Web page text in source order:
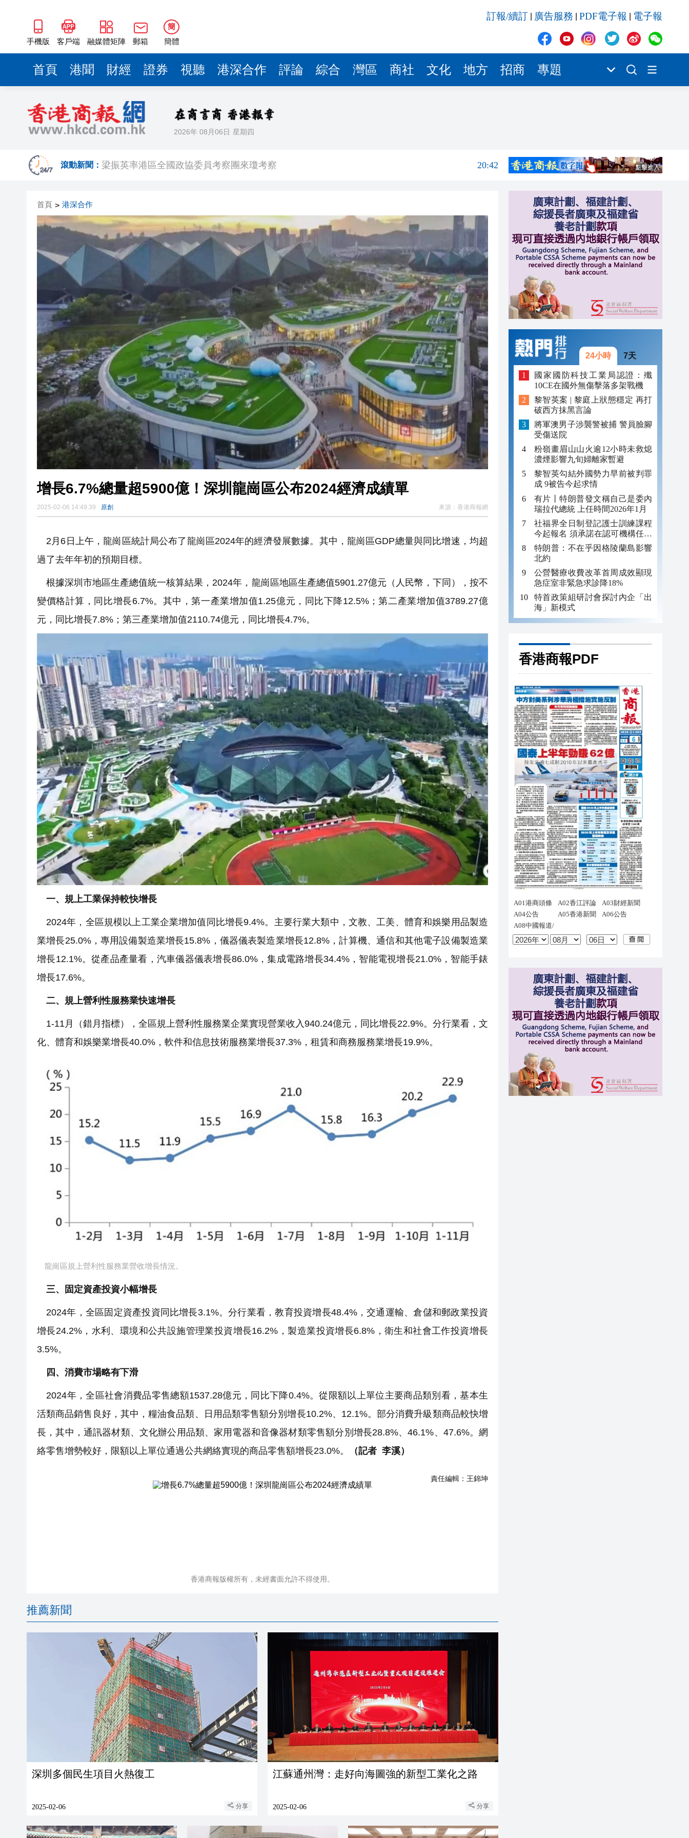
手機版 客戶端 融媒體矩陣 郵箱
簡
簡體
訂報/續訂 廣告服務 PDF電子報 電子報
首頁 港聞 財經 證券 視聽 港深合作 評論 綜合 灣區 商社 文化 地方 招商 專題
2026年 08月06日 星期四
滾動新聞：
山東26戶省屬國企去年合計營收2.58萬億 利潤總額近936億
20:40
瀋陽鐵西校園閱讀活動解鎖閱讀新玩法
閩粵贛三地漢樂藝術家齊聚深圳，共奏客家文化傳承新篇章
20:34
50餘位頂尖專家共話時代命題
海南澄邁文儒煥新升級 五組數據見證文儒沉香從傳統邁向現代
2025年海南儋州以舊換新帶動消費約18億元
20:41
閩粵贛三地漢樂藝術家齊聚深圳，共奏客家文化傳承新篇章
有片丨外交部回應特朗普委內瑞拉石油言論 拉美國家有權自主選擇合作夥伴
20:31
50餘位頂尖專家共話時代命題
20:55
海南澄邁文儒煥新升級 五組數據見證文儒沉香從傳統邁向現代
20:42
梁振英率港區全國政協委員考察團來瓊考察
20:42
2025年海南儋州以舊換新帶動消費約18億元
20:41
山東26戶省屬國企去年合計營收2.58萬億 利潤總額近936億
20:40
瀋陽鐵西校園閱讀活動解鎖閱讀新玩法
20:39
閩粵贛三地漢樂藝術家齊聚深圳，共奏客家文化傳承新篇章
20:34
有片丨外交部回應特朗普委內瑞拉石油言論 拉美國家有權自主選擇合作夥伴
20:31
首頁 > 港深合作
增長6.7%總量超5900億！深圳龍崗區公布2024經濟成績單
2025-02-06 14:49:39 原創 來源： 香港商報網
2月6日上午，龍崗區統計局公布了龍崗區2024年的經濟發展數據。其中，龍崗區GDP總量與同比增速，均超
過了去年年初的預期目標。
根據深圳市地區生產總值統一核算結果，2024年，龍崗區地區生產總值5901.27億元（人民幣，下同），按不
變價格計算，同比增長6.7%。其中，第一產業增加值1.25億元，同比下降12.5%；第二產業增加值3789.27億
元，同比增長7.8%；第三產業增加值2110.74億元，同比增長4.7%。
一、規上工業保持較快增長
2024年，全區規模以上工業企業增加值同比增長9.4%。主要行業大類中，文教、工美、體育和娛樂用品製造
業增長25.0%，專用設備製造業增長15.8%，儀器儀表製造業增長12.8%，計算機、通信和其他電子設備製造業
增長12.1%。從產品產量看，汽車儀器儀表增長86.0%，集成電路增長34.4%，智能電視增長21.0%，智能手錶
增長17.6%。
二、規上營利性服務業快速增長
1-11月（錯月指標），全區規上營利性服務業企業實現營業收入940.24億元，同比增長22.9%。分行業看，文
化、體育和娛樂業增長40.0%，軟件和信息技術服務業增長37.3%，租賃和商務服務業增長19.9%。
龍崗區規上營利性服務業營收增長情況。
三、固定資產投資小幅增長
2024年，全區固定資產投資同比增長3.1%。分行業看，教育投資增長48.4%，交通運輸、倉儲和郵政業投資
增長24.2%，水利、環境和公共設施管理業投資增長16.2%，製造業投資增長6.8%，衛生和社會工作投資增長
3.5%。
四、消費市場略有下滑
2024年，全區社會消費品零售總額1537.28億元，同比下降0.4%。從限額以上單位主要商品類別看，基本生
活類商品銷售良好，其中，糧油食品類、日用品類零售額分別增長10.2%、12.1%。部分消費升級類商品較快增
長，其中，通訊器材類、文化辦公用品類、家用電器和音像器材類零售額分別增長28.8%、46.1%、47.6%。網
絡零售增勢較好，限額以上單位通過公共網絡實現的商品零售額增長23.0%。
（記者 李溪）
責任編輯： 王錦坤
香港商報版權所有，未經書面允許不得使用。
推薦新聞
深圳多個民生項目火熱復工
2025-02-06 分享
江蘇通州灣：走好向海圖強的新型工業化之路
2025-02-06 分享
24小時 7天
國家國防科技工業局認證：殲
10CE在國外無傷擊落多架戰機
黎智英案 | 黎庭上狀態穩定 再打
破西方抹黑言論
將軍澳男子涉襲警被捕 警員臉腳
受傷送院
粉嶺畫眉山山火逾12小時未救熄
濃煙影響九旬婦離家暫避
黎智英勾結外國勢力早前被判罪
成 9被告今起求情
有片丨特朗普發文稱自己是委內
瑞拉代總統 上任時間2026年1月
社福界全日制登記護士訓練課程
今起報名 須承諾在認可機構任職
至少三年
特朗普：不在乎因格陵蘭島影響
北約
公營醫療收費改革首周成效顯現
急症室非緊急求診降18%
特首政策組研討會探討內企「出
海」新模式
香港商報PDF